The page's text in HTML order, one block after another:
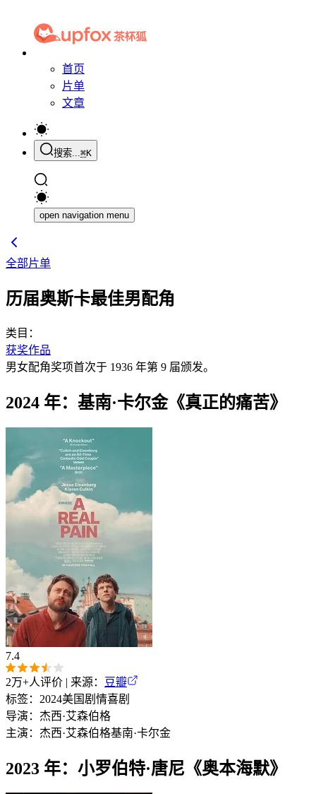
首页
片单
文章
搜索...⌘K
open navigation menu
全部片单
历届奥斯卡最佳男配角
类目：
获奖作品
男女配角奖项首次于 1936 年第 9 届颁发。
2024 年：基南·卡尔金《真正的痛苦》
7.4
2万+人评价 | 来源：
豆瓣
标签： 2024美国 剧情喜剧
导演： 杰西·艾森伯格
主演： 杰西·艾森伯格基南·卡尔金
2023 年：小罗伯特·唐尼《奥本海默》